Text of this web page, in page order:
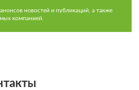
новостей и публикаций, а также
компанией.